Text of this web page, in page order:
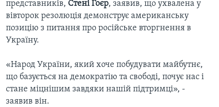
представників, Стені Гоєр, заявив, що ухвалена у
вівторок резолюція демонструє американську
позицію з питання про російське вторгнення в
Україну.
«Народ України, який хоче побудувати майбутнє,
що базується на демократію та свободі, почує нас і
стане міцнішим завдяки нашій підтримці», -
заявив він.